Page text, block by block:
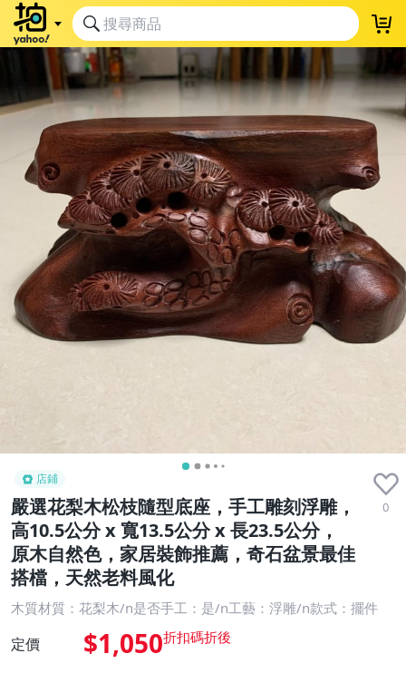
店鋪
嚴選花梨木松枝隨型底座，手工雕刻浮雕，
高10.5公分 x 寬13.5公分 x 長23.5公分，
原木自然色，家居裝飾推薦，奇石盆景最佳
搭檔，天然老料風化
0
木質材質：花梨木/n是否手工：是/n工藝：浮雕/n款式：擺件
定價 $1,050